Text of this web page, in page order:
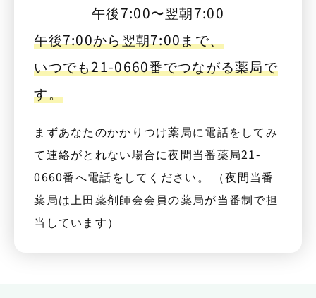
午後7:00〜翌朝7:00
午後7:00から翌朝7:00まで、
いつでも21-0660番でつながる薬局で
す。
まずあなたのかかりつけ薬局に電話をしてみ
て連絡がとれない場合に夜間当番薬局21-
0660番へ電話をしてください。 （夜間当番
薬局は上田薬剤師会会員の薬局が当番制で担
当しています）